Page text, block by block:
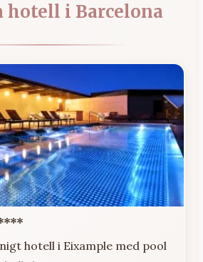
hotell i Barcelona
hotell i Eixample med pool